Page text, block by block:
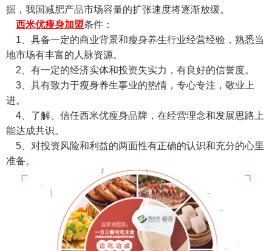
掘，我国减肥产品市场容量的扩张速度将逐渐放缓。
西米优瘦身加盟条件：
1、具备一定的商业背景和瘦身养生行业经营经验，熟悉当
地市场有丰富的人脉资源。
2、有一定的经济实体和投资失实力，有良好的信誉度。
3、具有致力于瘦身养生事业的热情，专心专注，敬业上
进。
4、了解、信任西米优瘦身品牌，在经营理念和发展思路上
能达成共识。
5、对投资风险和利益的两面性有正确的认识和充分的心里
准备。